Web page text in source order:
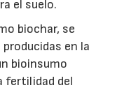
el suelo.
biochar, se
en la
bioinsumo
fertilidad del